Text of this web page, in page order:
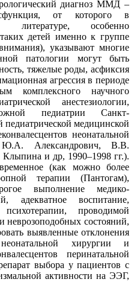
диагноз ММД –
от которого в
литературе, особенно
детей именно к группе
указывают многие
патологии могут быть
тяжелые роды, асфиксия
агрессия в периоде
комплексного научного
анестезиологии,
педиатрии Санкт-
педиатрической медицинской
неонатальной
Александрович, В.В.
и др, 1990–1998 гг.).
(как можно более
терапии (Пантогам),
выполнение медико-
адекватное воспитание,
проводимой
неврозоподобных состояний,
выявленные отклонения
хирургии и
перинатальной
выбора у пациентов с
активности на ЭЭГ,